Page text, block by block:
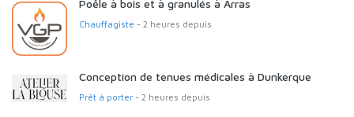
Poêle à bois et à granulés à Arras
Chauffagiste - 2 heures depuis
Conception de tenues médicales à Dunkerque
Prêt à porter- 2 heures depuis